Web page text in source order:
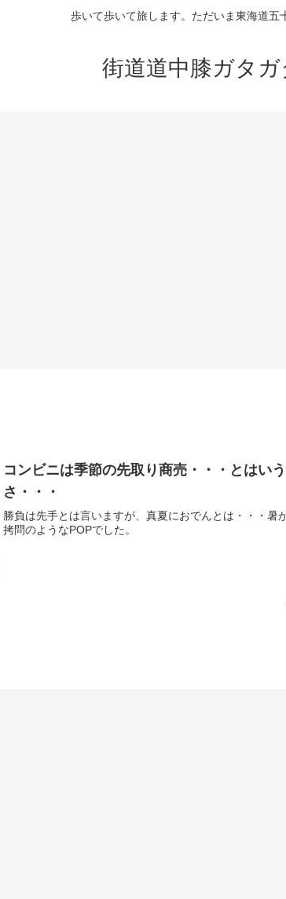
歩いて歩いて旅します。ただいま東海道五
街道道中膝ガタガ
コンビニは季節の先取り商売・・・とはい
さ・・・
勝負は先手とは言いますが、真夏におでんとは・・・暑
拷問のようなPOPでした。